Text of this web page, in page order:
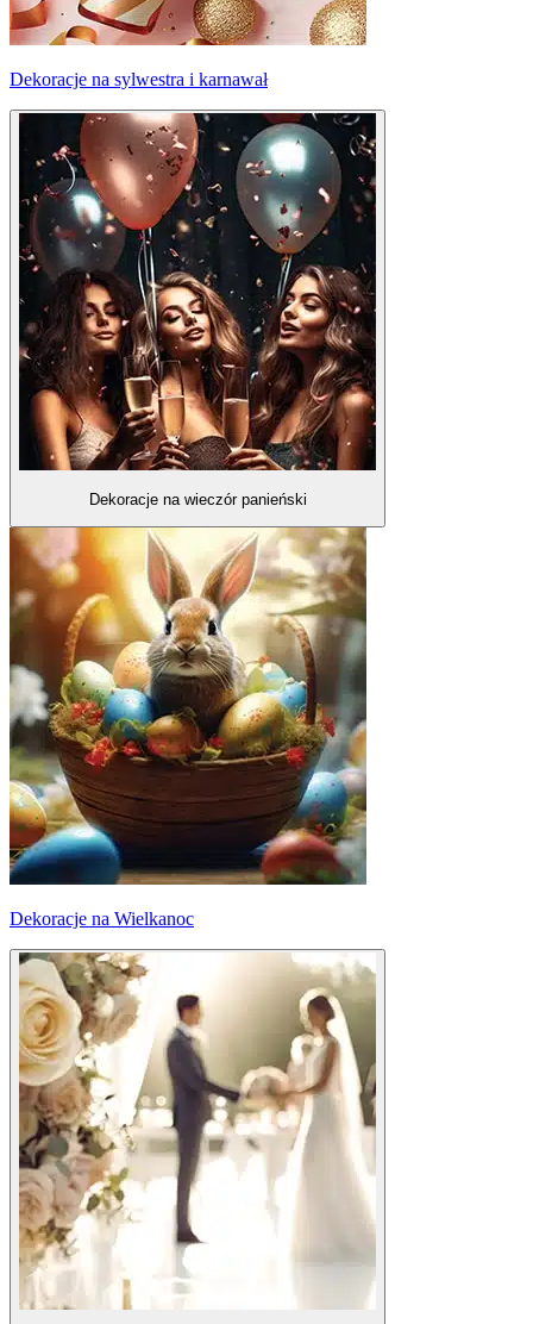
Dekoracje na sylwestra i karnawał
Dekoracje na wieczór panieński
Dekoracje na Wielkanoc